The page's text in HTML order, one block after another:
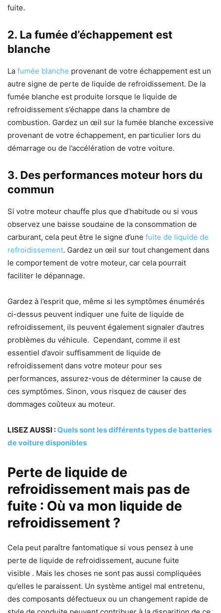
fuite.
2. La fumée d’échappement est
blanche
La fumée blanche provenant de votre échappement est un
autre signe de perte de liquide de refroidissement. De la
fumée blanche est produite lorsque le liquide de
refroidissement s’échappe dans la chambre de
combustion. Gardez un œil sur la fumée blanche excessive
provenant de votre échappement, en particulier lors du
démarrage ou de l’accélération de votre voiture.
3. Des performances moteur hors du
commun
Si votre moteur chauffe plus que d’habitude ou si vous
observez une baisse soudaine de la consommation de
carburant, cela peut être le signe d’une fuite de liquide de
refroidissement. Gardez un œil sur tout changement dans
le comportement de votre moteur, car cela pourrait
faciliter le dépannage.
Gardez à l’esprit que, même si les symptômes énumérés
ci-dessus peuvent indiquer une fuite de liquide de
refroidissement, ils peuvent également signaler d’autres
problèmes du véhicule. Cependant, comme il est
essentiel d’avoir suffisamment de liquide de
refroidissement dans votre moteur pour ses
performances, assurez-vous de déterminer la cause de
ces symptômes. Sinon, vous risquez de causer des
dommages coûteux au moteur.
LISEZ AUSSI :Quels sont les différents types de batteries
de voiture disponibles
Perte de liquide de
refroidissement mais pas de
fuite : Où va mon liquide de
refroidissement ?
Cela peut paraître fantomatique si vous pensez à une
perte de liquide de refroidissement, aucune fuite
visible . Mais les choses ne sont pas aussi compliquées
qu’elles le paraissent. Un système antigel mal entretenu,
des composants défectueux ou un changement rapide de